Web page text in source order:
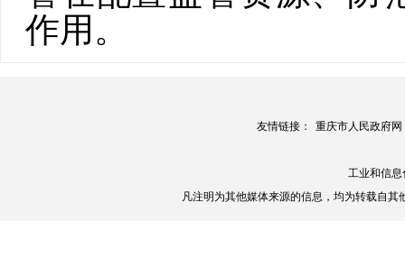
作用。
友情链接： 重庆市人民政府网
工业和信
凡注明为其他媒体来源的信息，均为转载自